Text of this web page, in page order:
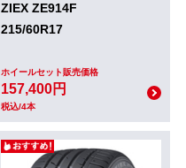
ZIEX ZE914F
215/60R17
ホイールセット販売価格
157,400円
税込/4本